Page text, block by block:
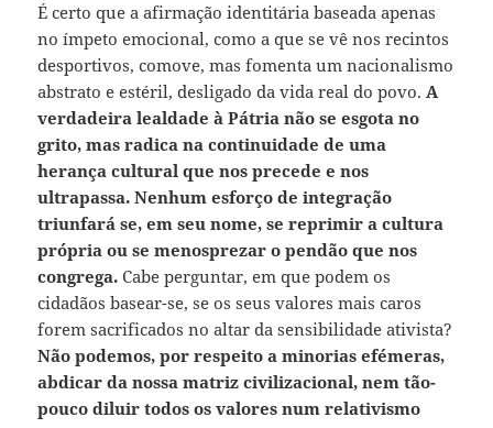
É certo que a afirmação identitária baseada apenas
no ímpeto emocional, como a que se vê nos recintos
desportivos, comove, mas fomenta um nacionalismo
abstrato e estéril, desligado da vida real do povo.A
verdadeira lealdade à Pátria não se esgota no
grito, mas radica na continuidade de uma
herança cultural que nos precede e nos
ultrapassa. Nenhum esforço de integração
triunfará se, em seu nome, se reprimir a cultura
própria ou se menosprezar o pendão que nos
congrega. Cabe perguntar, em que podem os
cidadãos basear-se, se os seus valores mais caros
forem sacrificados no altar da sensibilidade ativista?
Não podemos, por respeito a minorias efémeras,
abdicar da nossa matriz civilizacional, nem tão-
pouco diluir todos os valores num relativismo